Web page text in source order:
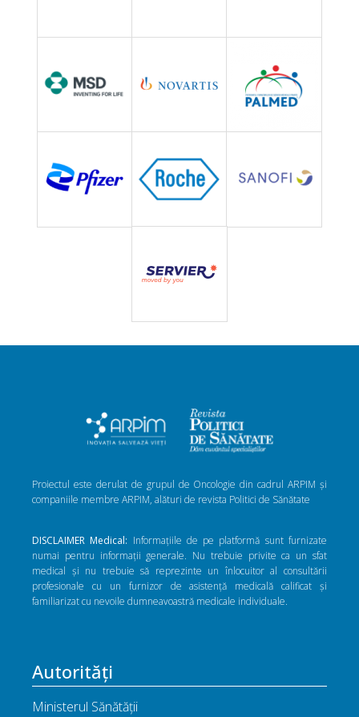
Proiectul este derulat de grupul de Oncologie din cadrul ARPIM și
companiile membre ARPIM, alături de revista Politici de Sănătate
DISCLAIMER Medical: Informațiile de pe platformă sunt furnizate
numai pentru informații generale. Nu trebuie privite ca un sfat
medical și nu trebuie să reprezinte un înlocuitor al consultării
profesionale cu un furnizor de asistență medicală calificat și
familiarizat cu nevoile dumneavoastră medicale individuale.
Autorități
Ministerul Sănătății